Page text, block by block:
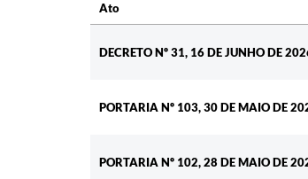
Ato
DECRETO Nº 31, 16 DE JUNHO DE
PORTARIA Nº 103, 30 DE MAIO DE
PORTARIA Nº 102, 28 DE MAIO DE